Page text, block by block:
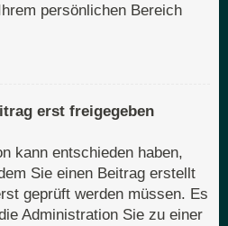
persönlichen Bereich
erst freigegeben
kann entschieden haben,
Sie einen Beitrag erstellt
geprüft werden müssen. Es
Administration Sie zu einer